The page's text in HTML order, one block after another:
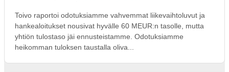
Toivo raportoi odotuksiamme vahvemmat liikevaihtoluvut ja
hankealoitukset nousivat hyvälle 60 MEUR:n tasolle, mutta
yhtiön tulostaso jäi ennusteistamme. Odotuksiamme
heikomman tuloksen taustalla oliva...